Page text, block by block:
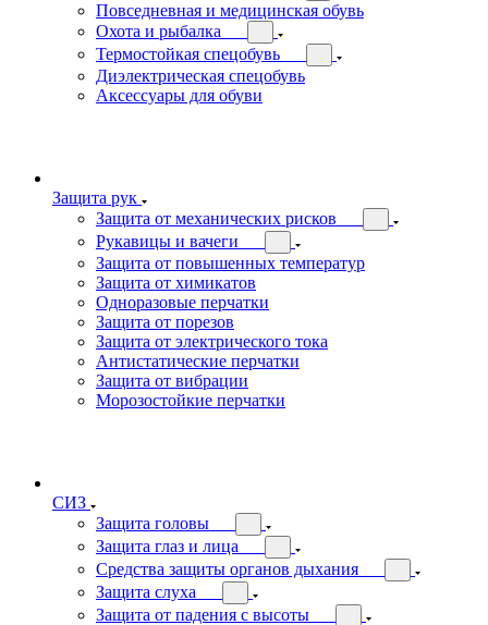
Повседневная и медицинская обувь
Охота и рыбалка
Термостойкая спецобувь
Диэлектрическая спецобувь
Аксессуары для обуви
Защита рук
Защита от механических рисков
Рукавицы и вачеги
Защита от повышенных температур
Защита от химикатов
Одноразовые перчатки
Защита от порезов
Защита от электрического тока
Антистатические перчатки
Защита от вибрации
Морозостойкие перчатки
СИЗ
Защита головы
Защита глаз и лица
Средства защиты органов дыхания
Защита слуха
Защита от падения с высоты